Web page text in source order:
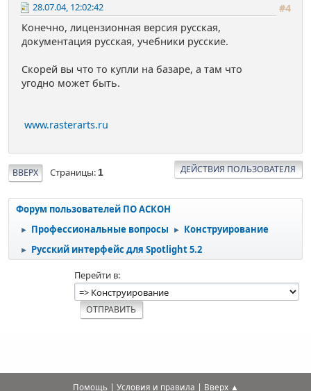
#4
28.07.04, 12:02:42
Конечно, лицензионная версия русская,
документация русская, учебники русские.
Скорей вы что то купли на базаре, а там что
угодно может быть.
www.rasterarts.ru
ВВЕРХ Страницы 1 ДЕЙСТВИЯ ПОЛЬЗОВАТЕЛЯ
Форум пользователей ПО АСКОН
► Профессиональные вопросы ► Конструирование
► Русский интерфейс для Spotlight 5.2
Перейти в
Помощь| Условия и правила | Вверх ▲